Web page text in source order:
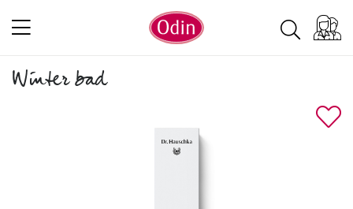
Winter bad